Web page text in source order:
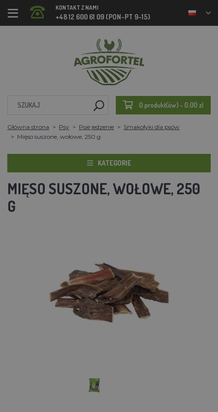
KONTAKT Z NAMI
+48 12 600 61 09 (PON-PT 9-15)
0 produkt(ów) - 0.00 zl
Główna strona Psy Psie jedzenie
Smakołyki dla psów
Mięso suszone, wołowe, 250 g
KATEGORIE
MIĘSO SUSZONE, WOŁOWE, 250
G